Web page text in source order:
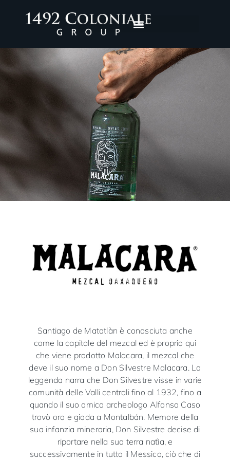
Santiago de Matatlàn è conosciuta anche
come la capitale del mezcal ed è proprio qui
che viene prodotto Malacara, il mezcal che
deve il suo nome a Don Silvestre Malacara. La
leggenda narra che Don Silvestre visse in varie
comunità delle Valli centrali fino al 1932, fino a
quando il suo amico archeologo Alfonso Caso
trovò oro e giada a Montalbán. Memore della
sua infanzia mineraria, Don Silvestre decise di
riportare nella sua terra natìa, e
successivamente in tutto il Messico, ciò che di